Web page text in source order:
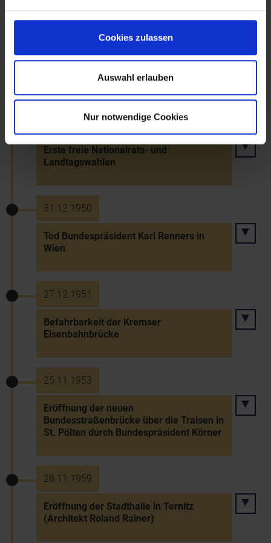
Cookies zulassen
Auswahl erlauben
Nur notwendige Cookies
28.11.1938
Umwandlung der politischen Bezirke in
Bezirkshauptmannschaften in
Landratsämter (wirksam ab 1.1.1939)
25.11.1945
Erste freie Nationalrats- und
Landtagswahlen
31.12.1950
Tod Bundespräsident Karl Renners in
Wien
27.12.1951
Befahrbarkeit der Kremser
Eisenbahnbrücke
25.11.1953
Eröffnung der neuen
Bundesstraßenbrücke über die Traisen in
St. Pölten durch Bundespräsident Körner
28.11.1959
Eröffnung der Stadthalle in Ternitz
(Architekt Roland Rainer)